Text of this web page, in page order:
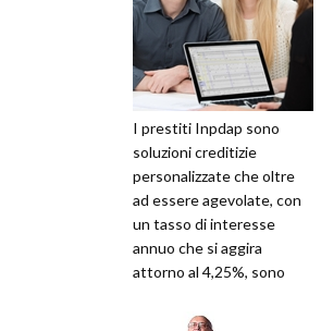
I prestiti Inpdap sono
soluzioni creditizie
personalizzate che oltre
ad essere agevolate, con
un tasso di interesse
annuo che si aggira
attorno al 4,25%, sono
pensionati e ai...